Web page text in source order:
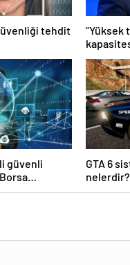
tehdit
güvenli
GTA 6
nelerdir?
istiyor?